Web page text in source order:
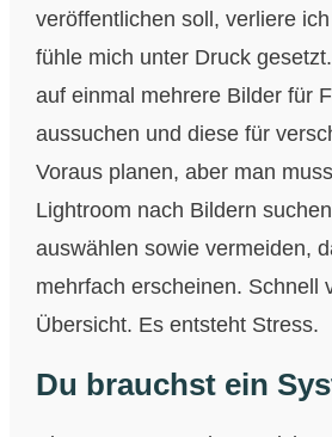
veröffentlichen soll, verliere
fühle mich unter Druck
auf einmal mehrere Bilder für
aussuchen und diese für
Voraus planen, aber man
Lightroom nach Bildern
auswählen sowie vermeiden,
mehrfach erscheinen. Schnell
Übersicht. Es entsteht Stress.
Du brauchst ein